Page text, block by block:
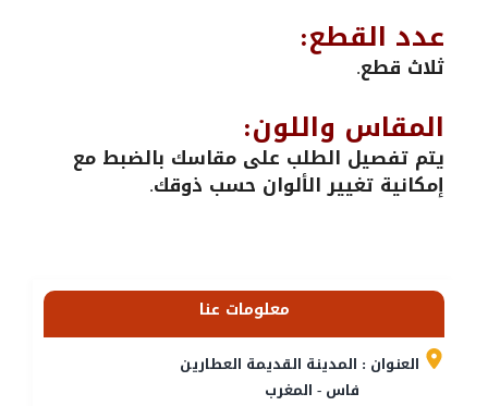
عدد القطع:
ثلاث قطع.
المقاس واللون:
يتم تفصيل الطلب على مقاسك بالضبط مع
إمكانية تغيير الألوان حسب ذوقك.
معلومات عنا
العنوان : المدينة القديمة العطارين
فاس - المغرب